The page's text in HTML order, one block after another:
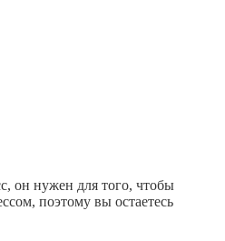
он нужен для того, чтобы
поэтому вы остаетесь